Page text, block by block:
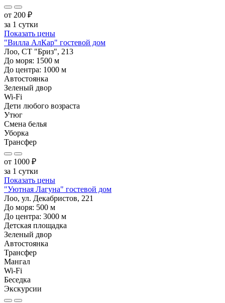
от 200 ₽
за 1 сутки
Показать цены
"Вилла АлКар" гостевой дом
Лоо, СТ "Бриз", 213
До моря: 1500 м
До центра: 1000 м
Автостоянка
Зеленый двор
Wi-Fi
Дети любого возраста
Утюг
Смена белья
Уборка
Трансфер
от 1000 ₽
за 1 сутки
Показать цены
"Уютная Лагуна" гостевой дом
Лоо, ул. Декабристов, 221
До моря: 500 м
До центра: 3000 м
Детская площадка
Зеленый двор
Автостоянка
Трансфер
Мангал
Wi-Fi
Беседка
Экскурсии